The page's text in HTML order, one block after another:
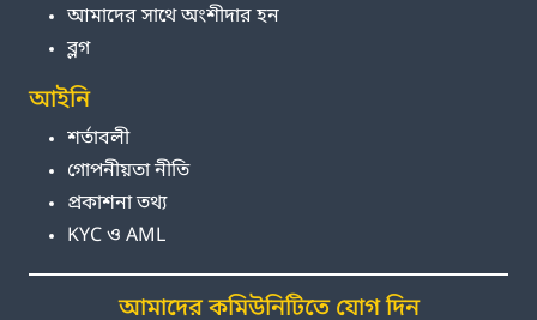
আমাদের সাথে অংশীদার হন
ব্লগ
আইনি
শর্তাবলী
গোপনীয়তা নীতি
প্রকাশনা তথ্য
KYC ও AML
আমাদের কমিউনিটিতে যোগ দিন